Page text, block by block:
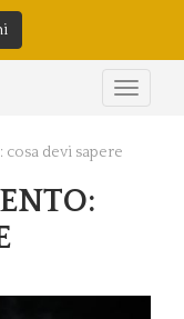
devi sapere